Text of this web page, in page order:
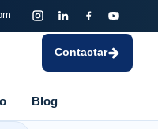
Blog
Contactar